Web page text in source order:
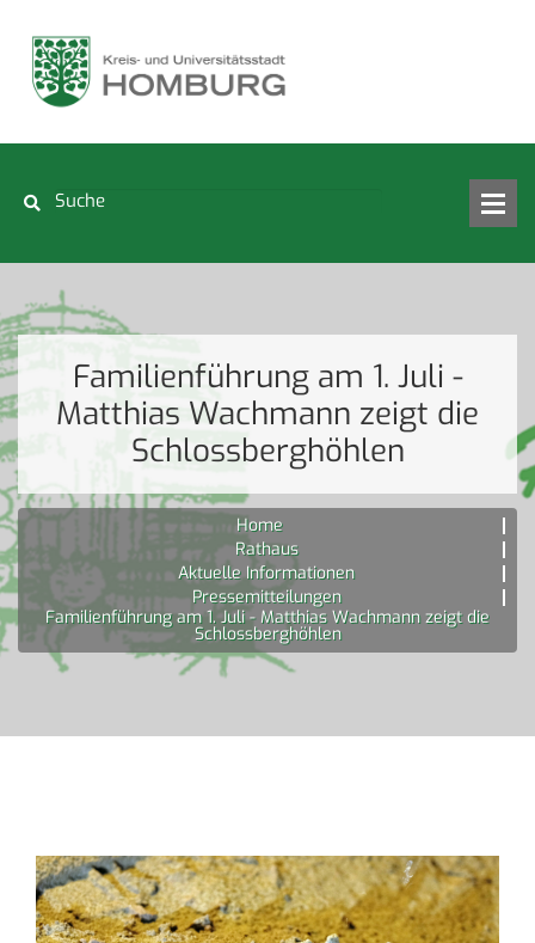
Familienführung am 1. Juli -
Matthias Wachmann zeigt die
Schlossberghöhlen
Home
Rathaus
Aktuelle Informationen
Pressemitteilungen
Familienführung am 1. Juli - Matthias Wachmann zeigt die
Schlossberghöhlen